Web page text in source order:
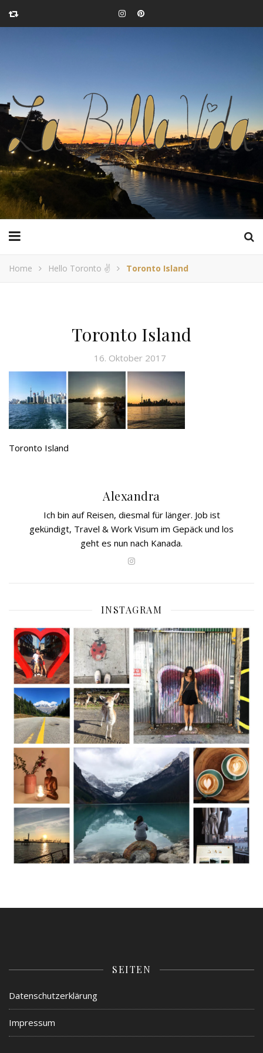
Home Hello Toronto ✌️ Toronto Island
Toronto Island
16. Oktober 2017
Toronto Island
Alexandra
Ich bin auf Reisen, diesmal für länger. Job ist
gekündigt, Travel & Work Visum im Gepäck und los
geht es nun nach Kanada.
INSTAGRAM
SEITEN
Datenschutzerklärung
Impressum